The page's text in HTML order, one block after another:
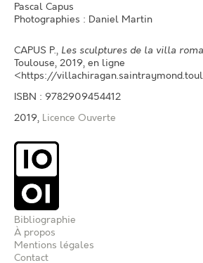
Pascal Capus
Photographies : Daniel Martin
CAPUS P., Les sculptures de la villa
Toulouse, 2019, en ligne
<https://
ISBN : 9782909454412
2019, Licence Ouverte
Bibliographie
À propos
Mentions légales
Contact